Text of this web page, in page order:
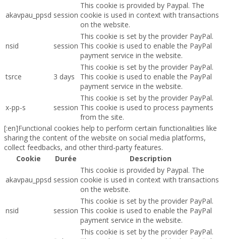
akavpau_ppsd session
This cookie is provided by Paypal. The
cookie is used in context with transactions
on the website.
nsid session
This cookie is set by the provider PayPal.
This cookie is used to enable the PayPal
payment service in the website.
tsrce 3 days
This cookie is set by the provider PayPal.
This cookie is used to enable the PayPal
payment service in the website.
x-pp-s session
This cookie is set by the provider PayPal.
This cookie is used to process payments
from the site.
[:en]Functional cookies help to perform certain functionalities like
sharing the content of the website on social media platforms,
collect feedbacks, and other third-party features.
Cookie
Durée Description
akavpau_ppsd session
This cookie is provided by Paypal. The
cookie is used in context with transactions
on the website.
nsid session
This cookie is set by the provider PayPal.
This cookie is used to enable the PayPal
payment service in the website.
This cookie is set by the provider PayPal.